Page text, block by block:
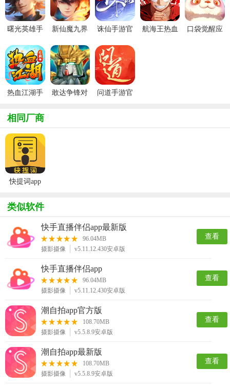
曙光英雄手
版
新仙魔九界
方正版
诛仙手游官
航海王热血
口袋觉醒应
热血江湖手
敢达争锋对
问道手游官
相同厂商
快提词app
类似软件
快手直播伴侣app最新版
96.04MB
摄影摄像
v5.11.12.430安卓版
查看
快手直播伴侣app
96.04MB
摄影摄像
v5.11.12.430安卓版
查看
潮自拍app官方版
108.70MB
摄影摄像
v5.5.8.9安卓版
查看
潮自拍app最新版
108.70MB
摄影摄像
v5.5.8.9安卓版
查看